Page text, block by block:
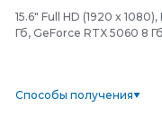
15.6" Full HD (1920 x
Гб, GeForce RTX 5060 8
Способы получения